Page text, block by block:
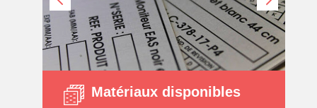
Matériaux disponibles